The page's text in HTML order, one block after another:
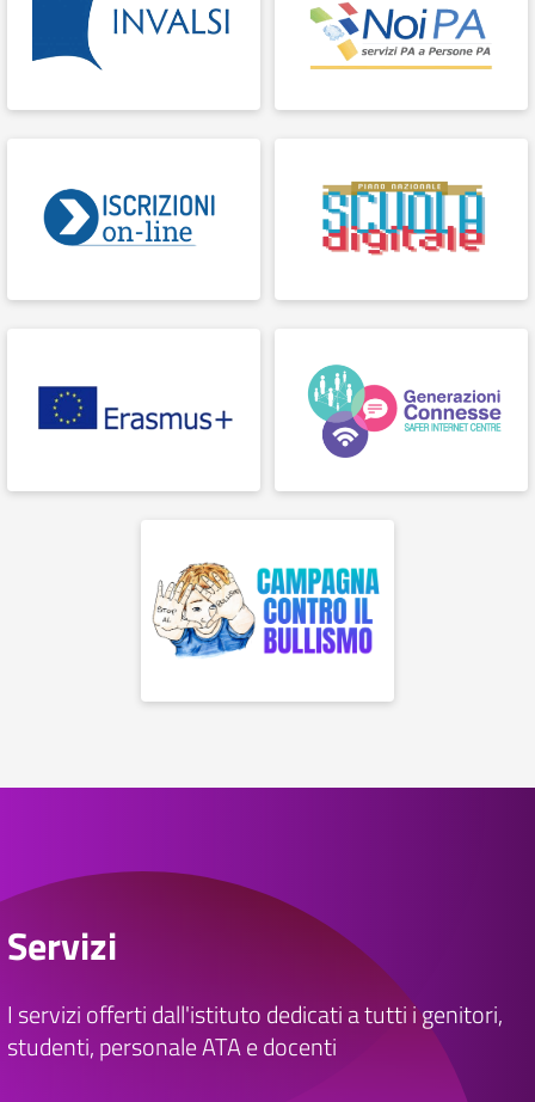
Servizi
I servizi offerti dall'istituto dedicati a tutti i genitori,
studenti, personale ATA e docenti